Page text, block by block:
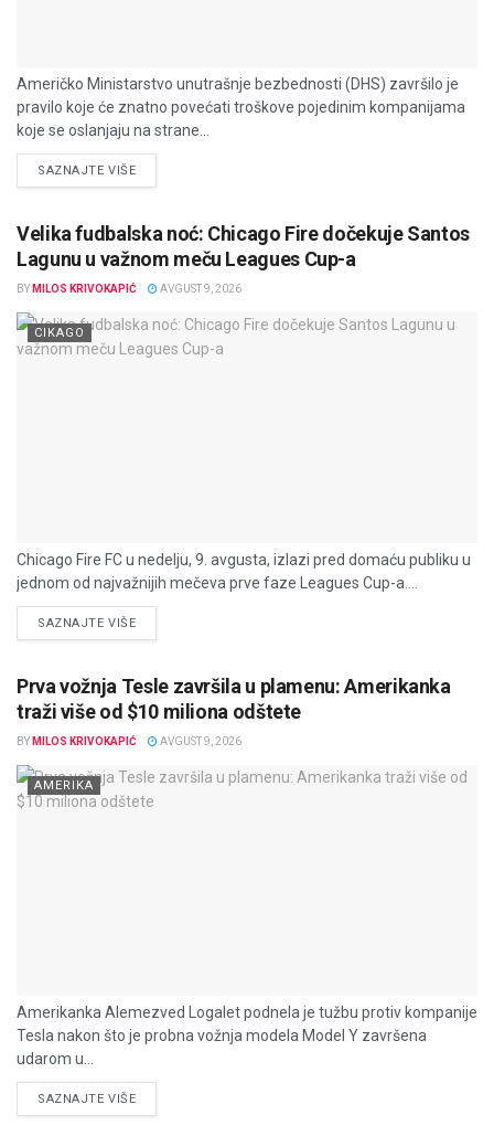
Američko Ministarstvo unutrašnje bezbednosti (DHS) završilo je
pravilo koje će znatno povećati troškove pojedinim kompanijama
koje se oslanjaju na strane...
SAZNAJTE VIŠEDETAILS
Velika fudbalska noć: Chicago Fire dočekuje Santos
Lagunu u važnom meču Leagues Cup-a
BY MILOS KRIVOKAPIĆ AVGUST 9, 2026
CIKAGO
Chicago Fire FC u nedelju, 9. avgusta, izlazi pred domaću publiku u
jednom od najvažnijih mečeva prve faze Leagues Cup-a....
SAZNAJTE VIŠEDETAILS
Prva vožnja Tesle završila u plamenu: Amerikanka
traži više od $10 miliona odštete
BY MILOS KRIVOKAPIĆ AVGUST 9, 2026
AMERIKA
Amerikanka Alemezved Logalet podnela je tužbu protiv kompanije
Tesla nakon što je probna vožnja modela Model Y završena
udarom u...
SAZNAJTE VIŠEDETAILS